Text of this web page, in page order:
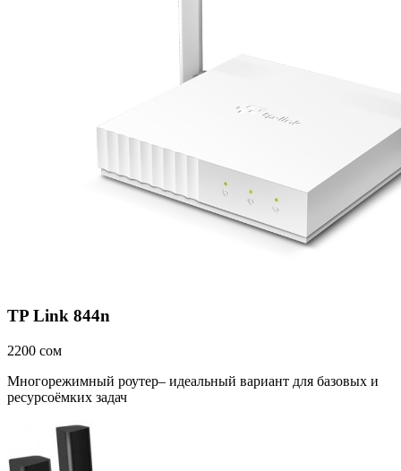
TP Link 844n
2200 сом
Многорежимный роутер– идеальный вариант для базовых и
ресурсоёмких задач